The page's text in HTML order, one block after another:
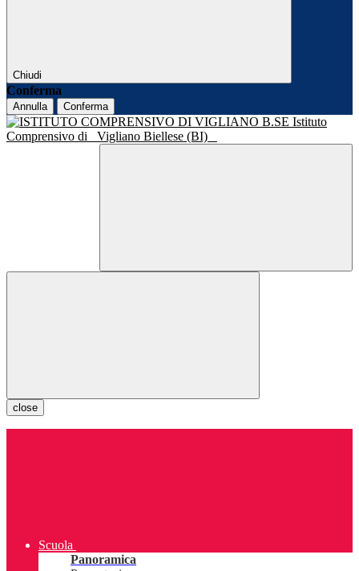
Chiudi
Conferma
Annulla Conferma
Istituto
Comprensivo di
Vigliano Biellese (BI)
close
Scuola
Panoramica